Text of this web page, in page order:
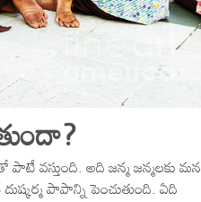
వస్తుంది. అది జన్మ జన్మలకు మన
పాపాన్ని పెంచుతుంది. ఏది